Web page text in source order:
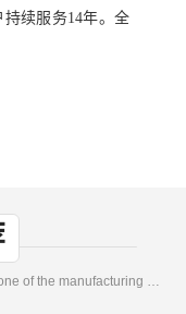
持续服务14年。全